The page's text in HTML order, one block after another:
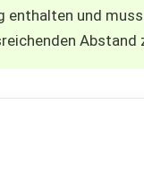
und
Abstand